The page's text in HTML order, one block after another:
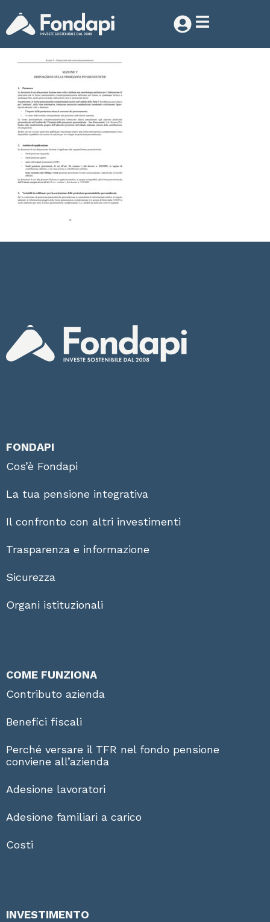
FONDAPI
Cos’è Fondapi
La tua pensione integrativa
Il confronto con altri investimenti
Trasparenza e informazione
Sicurezza
Organi istituzionali
COME FUNZIONA
Contributo azienda
Benefici fiscali
Perché versare il TFR nel fondo pensione
conviene all’azienda
Adesione lavoratori
Adesione familiari a carico
Costi
INVESTIMENTO